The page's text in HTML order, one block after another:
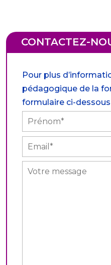
CONTACTEZ-
Pour plus
pédagogique de la
formulaire ci-dessous